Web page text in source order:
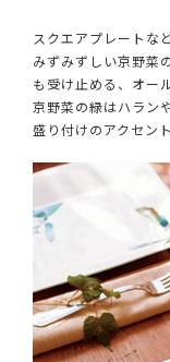
スクエアプレートな
みずみずしい京野菜
も受け止める、オー
京野菜の緑はハラン
盛り付けのアクセン